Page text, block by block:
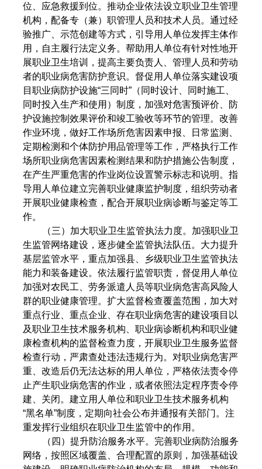
位、应急救援到位。推动企业依法设立职业卫生管理
机构，配备专（兼）职管理人员和技术人员。通过经
验推广、示范创建等方式，引导用人单位发挥主体作
用，自主履行法定义务。帮助用人单位有针对性地开
展职业卫生培训，提高主要负责人、管理人员和劳动
者的职业病危害防护意识。督促用人单位落实建设项
目职业病防护设施“三同时”（同时设计、同时施工、
同时投入生产和使用）制度，加强对危害预评价、防
护设施控制效果评价和竣工验收等环节的管理。改善
作业环境，做好工作场所危害因素申报、日常监测、
定期检测和个体防护用品管理等工作，严格执行工作
场所职业病危害因素检测结果和防护措施公告制度，
在产生严重危害的作业岗位设置警示标志和说明。指
导用人单位建立完善职业健康监护制度，组织劳动者
开展职业健康检查，配合开展职业病诊断与鉴定等工
作。
（三）加大职业卫生监管执法力度。加强职业卫
生监管网络建设，逐步健全监管执法队伍。大力提升
基层监管水平，重点加强县、乡级职业卫生监管执法
能力和装备建设。依法履行监管职责，督促用人单位
加强对农民工、劳务派遣人员等职业病危害高风险人
群的职业健康管理。扩大监督检查覆盖范围，加大对
重点行业、重点企业、存在职业病危害的建设项目以
及职业卫生技术服务机构、职业病诊断机构和职业健
康检查机构的监督检查力度，开展职业卫生服务监督
检查行动，严肃查处违法违规行为。对职业病危害严
重、改造后仍无法达标的用人单位，严格依法责令停
止产生职业病危害的作业，或者依照法定程序责令停
建、关闭。建立用人单位和职业卫生技术服务机构
“黑名单”制度，定期向社会公布并通报有关部门。注
重发挥行业组织在职业卫生监管中的作用。
（四）提升防治服务水平。完善职业病防治服务
网络，按照区域覆盖、合理配置的原则，加强基础设